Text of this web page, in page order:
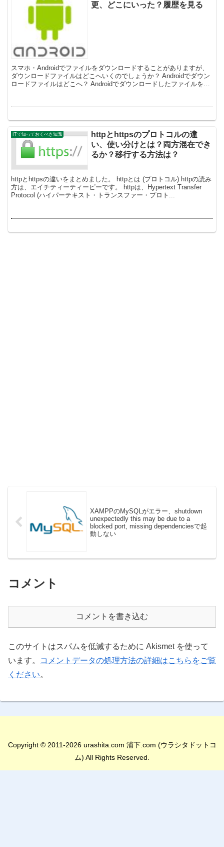
更、どこにいった？履歴を見る
スマホ・Androidでファイルをダウンロードすることがありますが、
ダウンロードファイルはどこへいくのでしょうか？ Androidでダウン
ロードファイルはどこへ？ Androidでダウンロードしたファイルを探
ITで知っておくべき知識
httpとhttpsのプロトコルの違
い、使い分けとは？両方混在でき
るか？移行する方法は？
httpとhttpsの違いをまとめました。 httpとは (プロトコル) httpの読み
方は、エイチティーティーピーです。 httpは、Hypertext Transfer
Protocol (ハイパーテキスト・トランスファー・プロト...
XAMPPのMySQLがエラー、shutdown
unexpectedly this may be due to a
blocked port, missing dependenciesで起
動しない
コメント
コメントを書き込む
このサイトはスパムを低減するために Akismet を使って
います。
コメントデータの処理方法の詳細はこちらをご覧
ください。
Copyright © 2011-2026 urashita.com 浦下.com (ウラシタドットコ
ム) All Rights Reserved.